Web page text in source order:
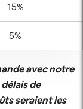
15%
5%
avec notre
de
seraient les